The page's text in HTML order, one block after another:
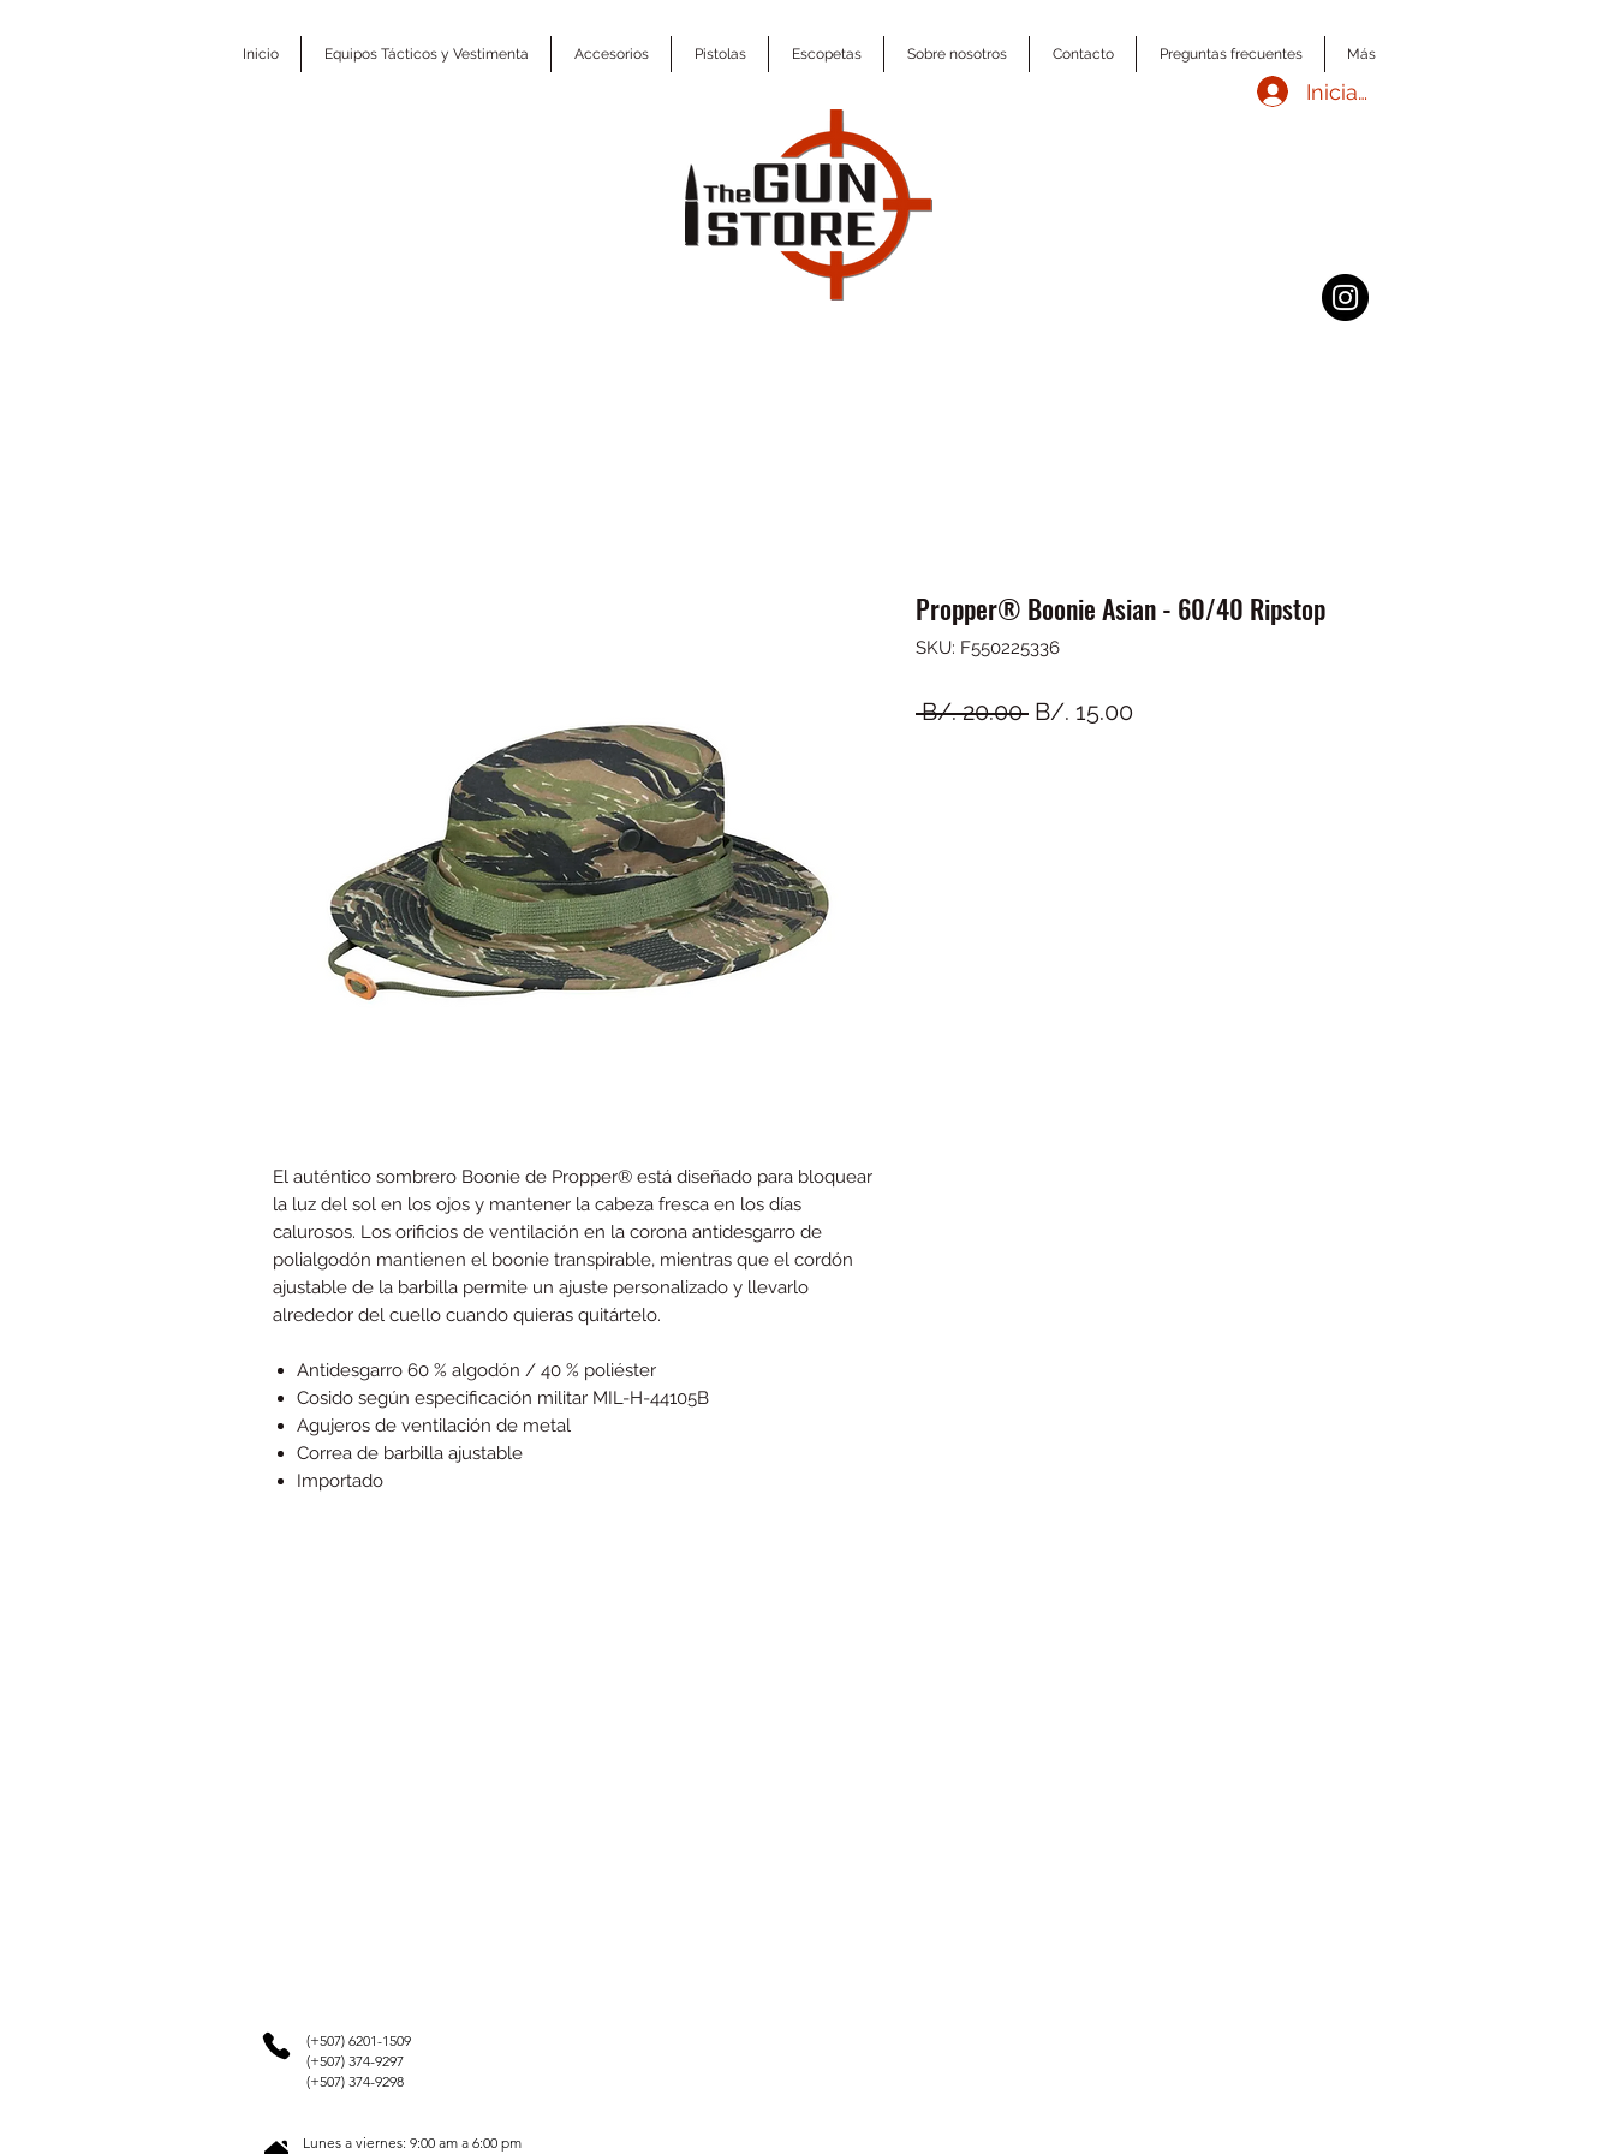
Inicio Equipos Tácticos y Vestimenta Accesorios Pistolas Escopetas Sobre nosotros Contacto Preguntas frecuentes Más
Iniciar sesión
El auténtico sombrero Boonie de Propper® está diseñado para bloquear
la luz del sol en los ojos y mantener la cabeza fresca en los días
calurosos. Los orificios de ventilación en la corona antidesgarro de
polialgodón mantienen el boonie transpirable, mientras que el cordón
ajustable de la barbilla permite un ajuste personalizado y llevarlo
alrededor del cuello cuando quieras quitártelo.
Antidesgarro 60 % algodón / 40 % poliéster
Cosido según especificación militar MIL-H-44105B
Agujeros de ventilación de metal
Correa de barbilla ajustable
Importado
Propper® Boonie Asian - 60/40 Ripstop
SKU: F550225336
B/. 20.00 Precio
B/. 15.00Precio
(+507) 6201-1509
(+507) 374-9297
(+507) 374-9298
Lunes a viernes: 9:00 am a 6:00 pm